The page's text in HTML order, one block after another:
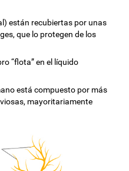
están recubiertas por unas
que lo protegen de los
“flota” en el líquido
está compuesto por más
mayoritariamente